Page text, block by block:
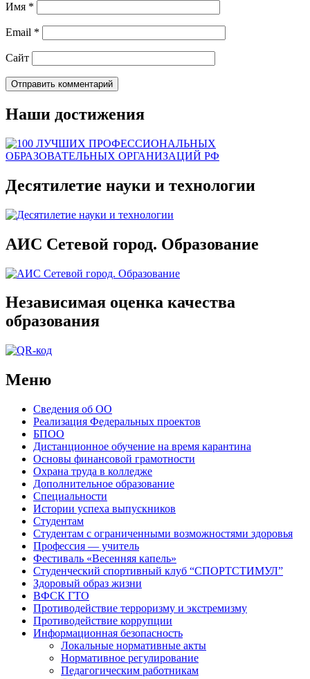
Имя *
Email *
Сайт
Наши достижения
Десятилетие науки и технологии
АИС Сетевой город. Образование
Независимая оценка качества
образования
Меню
Сведения об ОО
Реализация Федеральных проектов
БПОО
Дистанционное обучение на время карантина
Основы финансовой грамотности
Охрана труда в колледже
Дополнительное образование
Специальности
Истории успеха выпускников
Студентам
Студентам с ограниченными возможностями здоровья
Профессия — учитель
Фестиваль «Весенняя капель»
Студенческий спортивный клуб “СПОРТСТИМУЛ”
Здоровый образ жизни
ВФСК ГТО
Противодействие терроризму и экстремизму
Противодействие коррупции
Информационная безопасность
Локальные нормативные акты
Нормативное регулирование
Педагогическим работникам